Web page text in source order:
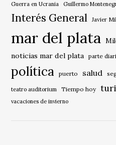
Guerra en Ucrania Guillermo
Interés General Javier
mar del plata
noticias mar del plata
parte
política puerto salud
teatro auditorium Tiempo hoy
vacaciones de invierno